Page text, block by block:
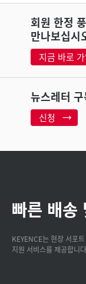
회원 한정
만나보십시
지금 바로
뉴스레터
신청
빠른 배송
KEYENCE는 현장 서포
지원 서비스를 제공합니